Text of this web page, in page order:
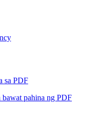
sa PDF
bawat pahina ng PDF